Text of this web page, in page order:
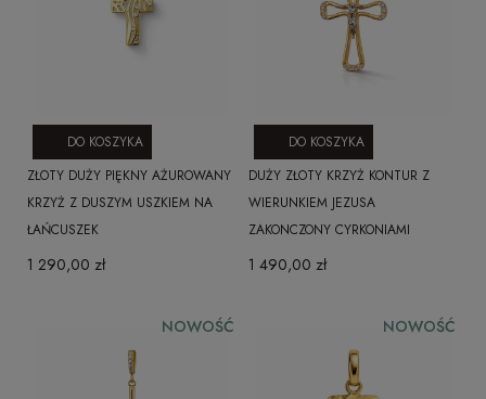
ZŁOTY DUŻY PIĘKNY AŻUROWANY
KRZYŻ Z DUSZYM USZKIEM NA
ŁAŃCUSZEK
1 290,00 zł
DO KOSZYKA
DUŻY ZŁOTY KRZYŻ KONTUR Z
WIERUNKIEM JEZUSA
ZAKONCZONY CYRKONIAMI
1 490,00 zł
DO KOSZYKA
NOWOŚĆ NOWOŚĆ